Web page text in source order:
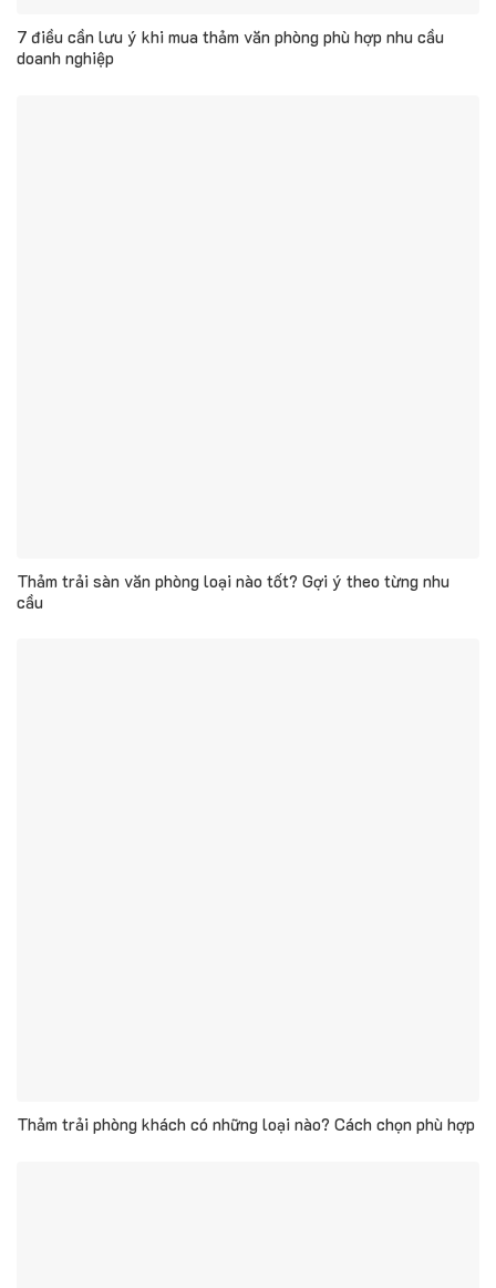
7 điều cần lưu ý khi mua thảm văn phòng phù hợp nhu cầu
doanh nghiệp
Thảm trải sàn văn phòng loại nào tốt? Gợi ý theo từng nhu
cầu
Thảm trải phòng khách có những loại nào? Cách chọn phù hợp